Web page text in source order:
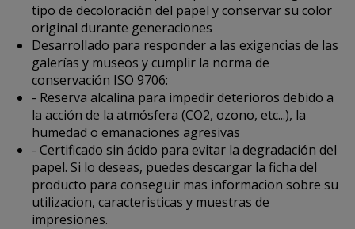
tipo de decoloración del papel y conservar su color
original durante generaciones
Desarrollado para responder a las exigencias de las
galerías y museos y cumplir la norma de
conservación ISO 9706:
- Reserva alcalina para impedir deterioros debido a
la acción de la atmósfera (CO2, ozono, etc...), la
humedad o emanaciones agresivas
- Certificado sin ácido para evitar la degradación del
papel. Si lo deseas, puedes descargar la ficha del
producto para conseguir mas informacion sobre su
utilizacion, caracteristicas y muestras de
impresiones.